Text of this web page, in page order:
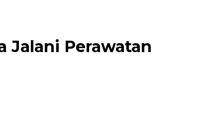
Jalani Perawatan